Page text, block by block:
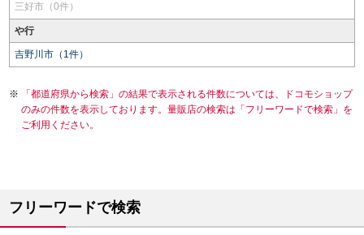
三好市（0件）
や行
吉野川市（1件）
「都道府県から検索」の結果で表示される件数については、ドコモショップ
のみの件数を表示しております。量販店の検索は「フリーワードで検索」を
ご利用ください。
フリーワードで検索